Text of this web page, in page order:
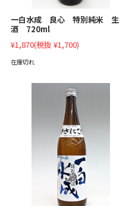
一白水成 良心 特別純米 生
酒 720ml
¥1,870(税抜 ¥1,700)
在庫切れ